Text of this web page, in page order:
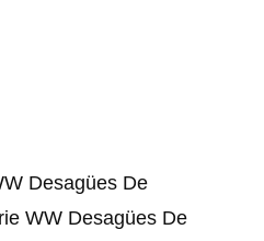
Desagües De
WW Desagües De